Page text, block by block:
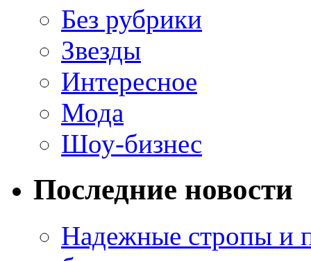
Без рубрики
Звезды
Интересное
Мода
Шоу-бизнес
Последние новости
Надежные стропы и